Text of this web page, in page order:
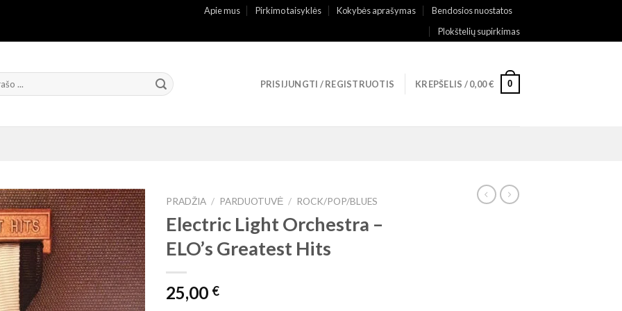
Apie mus Pirkimo taisyklės Kokybės aprašymas
Bendosios nuostatos
Plokštelių supirkimas
PRISIJUNGTI / REGISTRUOTIS KREPŠELIS /0,00€ 0
PRADŽIA / PARDUOTUVĖ / ROCK/POP/BLUES
Electric Light Orchestra ‎–
ELO’s Greatest Hits
25,00 €